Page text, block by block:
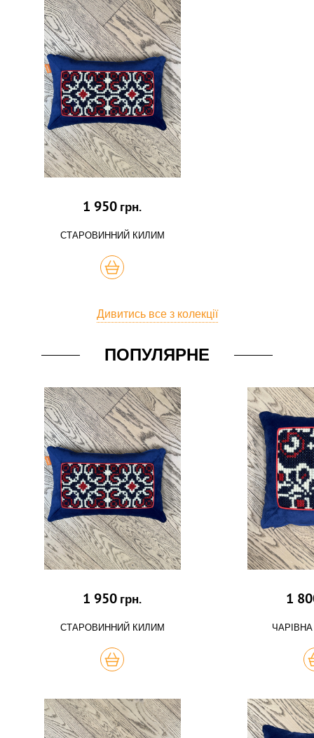
1 950 грн.
СТАРОВИННИЙ КИЛИМ
КУПИТЬ
Дивитись все з колекції
ПОПУЛЯРНЕ
1 950 грн.
СТАРОВИННИЙ КИЛИМ
КУПИТЬ
1